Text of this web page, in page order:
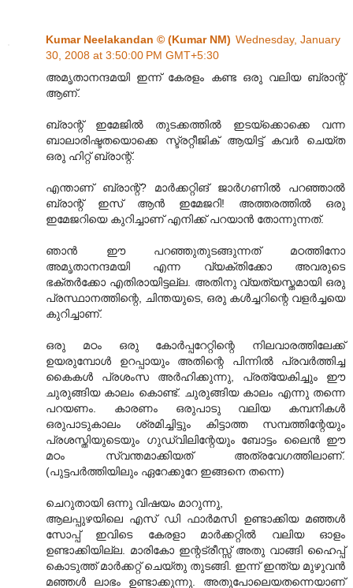
Kumar Neelakandan © (Kumar NM) Wednesday, January
30, 2008 at 3:50:00 PM GMT+5:30
അമൃതാനന്ദമയി ഇന്ന് കേരളം കണ്ട ഒരു വലിയ ബ്രാന്റ്
ആണ്.
ബ്രാന്റ് ഇമേജില്‍ തുടക്കത്തില്‍ ഇടയ്ക്കൊക്കെ വന്ന
ബാലാരിഷ്ടതയൊക്കെ സ്ട്രറ്റീജിക് ആയിട്ട് കവര്‍ ചെയ്ത
ഒരു ഹിറ്റ് ബ്രാന്റ്.
എന്താണ് ബ്രാന്റ്? മാര്‍ക്കറ്റിങ് ജാര്‍ഗണില്‍ പറഞ്ഞാല്‍
ബ്രാന്റ് ഇസ് ആന്‍ ഇമേജറി! അത്തരത്തില്‍ ഒരു
ഇമേജറിയെ കുറിച്ചാണ് എനിക്ക് പറയാന്‍ തോന്നുന്നത്.
ഞാന്‍ ഈ പറഞ്ഞുതുടങ്ങുന്നത് മഠത്തിനോ
അമൃതാനന്ദമയി എന്ന വ്യക്തിക്കോ അവരുടെ
ഭക്തര്‍ക്കോ എതിരായിട്ടല്ല. അതിനു വ്യത്യസ്തമായി ഒരു
പ്രസ്ഥാനത്തിന്റെ, ചിന്തയുടെ, ഒരു കള്‍ച്ചറിന്റെ വളര്‍ച്ചയെ
കുറിച്ചാണ്.
ഒരു മഠം ഒരു കോര്‍പ്പറേറ്റിന്റെ നിലവാരത്തിലേക്ക്
ഉയരുമ്പോള്‍ ഉറപ്പായും അതിന്റെ പിന്നില്‍ പ്രവര്‍ത്തിച്ച
കൈകള്‍ പ്രശംസ അര്‍ഹിക്കുന്നു, പ്രത്യേകിച്ചും ഈ
ചുരുങ്ങിയ കാലം കൊണ്ട്. ചുരുങ്ങിയ കാലം എന്നു തന്നെ
പറയണം. കാരണം ഒരുപാടു വലിയ കമ്പനികള്‍
ഒരുപാടുകാലം ശ്രമിച്ചിട്ടും കിട്ടാത്ത സമ്പത്തിന്റേയും
പ്രശസ്തിയുടെയും ഗുഡ്‌വിലിന്റേയും ബോട്ടം ലൈന്‍ ഈ
മഠം സ്വന്തമാക്കിയത് അത്രവേഗത്തിലാണ്.
(പുട്ടപര്‍ത്തിയിലും ഏറേക്കുറേ ഇങ്ങനെ തന്നെ)
ചെറുതായി ഒന്നു വിഷയം മാറുന്നു,
ആലപ്പുഴയിലെ എസ് ഡി ഫാര്‍മസി ഉണ്ടാക്കിയ മഞ്ഞള്‍
സോപ്പ് ഇവിടെ കേരളാ മാര്‍ക്കറ്റില്‍ വലിയ ഓളം
ഉണ്ടാക്കിയില്ല. മാരികോ ഇന്റട്രീസ്സ് അതു വാങ്ങി ഹൈപ്പ്
കൊടുത്ത് മാര്‍ക്കറ്റ് ചെയ്തു തുടങ്ങി. ഇന്ന് ഇന്ത്യ മുഴുവന്‍
മഞ്ഞള്‍ ലാഭം ഉണ്ടാക്കുന്നു. അതുപോലെയതന്നെയാണ്